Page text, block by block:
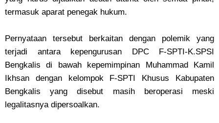
termasuk aparat penegak hukum.
Pernyataan tersebut berkaitan dengan polemik yang
terjadi antara kepengurusan DPC F-SPTI-K.SPSI
Bengkalis di bawah kepemimpinan Muhammad Kamil
Ikhsan dengan kelompok F-SPTI Khusus Kabupaten
Bengkalis yang disebut masih beroperasi meski
legalitasnya dipersoalkan.